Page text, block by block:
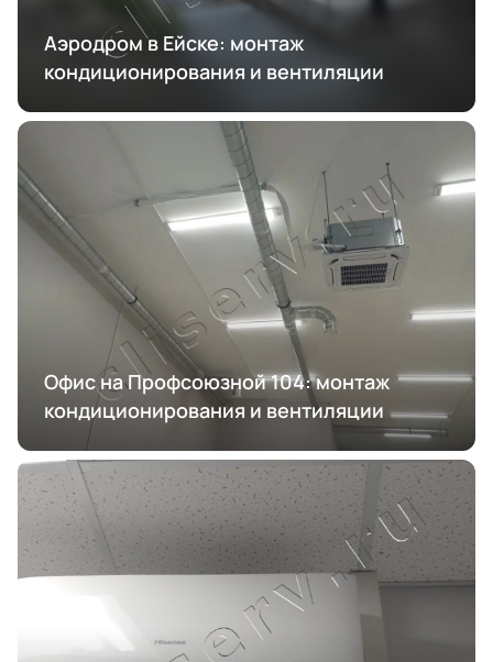
Аэродром в Ейске: монтаж
кондиционирования и вентиляции
Офис на Профсоюзной 104: монтаж
кондиционирования и вентиляции